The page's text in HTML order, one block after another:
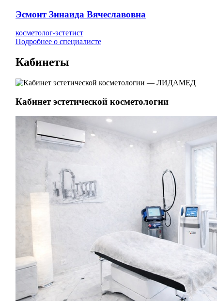
Эсмонт Зинаида Вячеславовна
косметолог-эстетист
Подробнее о специалисте
Кабинеты
Кабинет эстетической косметологии